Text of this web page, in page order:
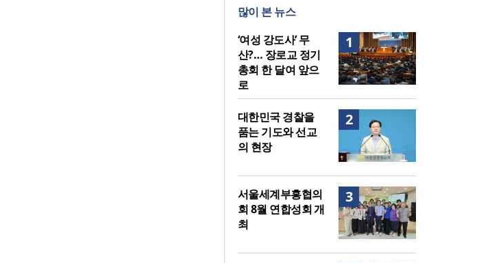
한미동맹의 가교 되어주길”
한기연 “전쟁을 부르는 정책을
정신건강 치료 인프라 부족…
정신질환 평생유병률 27.8%,
중증 입원·재활 확충 과제
많이 본 뉴스
1
‘여성 강도사’ 무
산?… 장로교 정기
총회 한 달여 앞으
로
2
대한민국 경찰을
품는 기도와 선교
의 현장
3
서울세계부흥협의
회 8월 연합성회 개
최